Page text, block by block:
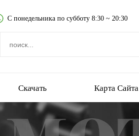
С понедельника по субботу 8:30 ~ 20:30
Скачать Карта Сайта